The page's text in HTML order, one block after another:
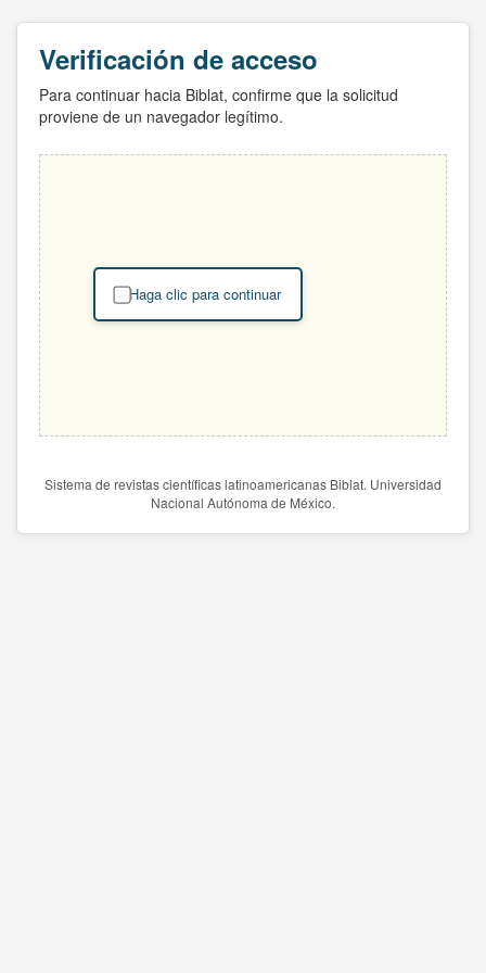
Verificación de acceso
Para continuar hacia Biblat, confirme que la solicitud
proviene de un navegador legítimo.
Haga clic para continuar
Sistema de revistas científicas latinoamericanas Biblat. Universidad
Nacional Autónoma de México.